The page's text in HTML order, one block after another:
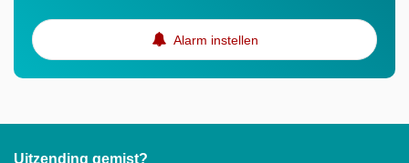
Alarm instellen
Uitzending gemist?